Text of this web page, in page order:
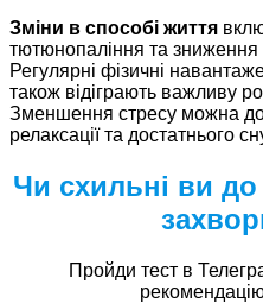
Зміни в способі життя
тютюнопаління та зниження
Регулярні фізичні
також відіграють важливу
Зменшення стресу можна
релаксації та достатнього
Чи схильні ви
Пройди тест в